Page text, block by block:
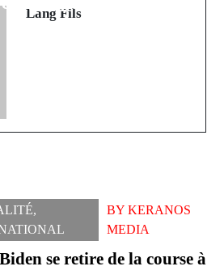
seconde
Mourides
Lang Fils
,
BY KERANOS
MEDIA
se retire de la course à